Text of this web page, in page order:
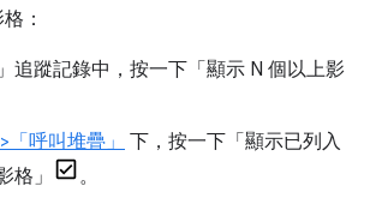
：
追蹤記錄中，按一下「顯示 N 個以上影
>「呼叫堆疊」
下，按一下「顯示已列入
格」
。